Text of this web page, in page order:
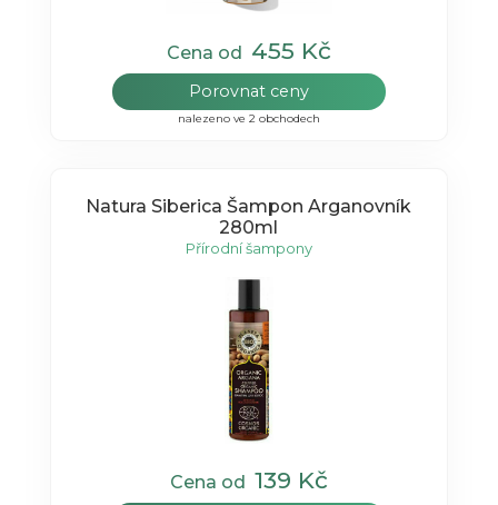
Cena od 455 Kč
Porovnat ceny
nalezeno ve 2 obchodech
Natura Siberica Šampon Arganovník
280ml
Přírodní šampony
Cena od 139 Kč